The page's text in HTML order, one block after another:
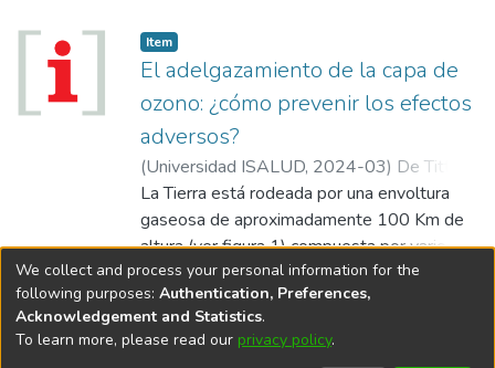
Item
El adelgazamiento de la capa de
ozono: ¿cómo prevenir los efectos
adversos?
(Universidad ISALUD, 2024-03) De Titto,
Ernesto
La Tierra está rodeada por una envoltura
gaseosa de aproximadamente 100 Km de
altura (ver figura 1) compuesta por varios
elementos, pero mayoritariamente por
oxígeno en un 21% y nitrógeno en un 78%.
En ella se puede distinguir una capa
enriquecida en ozono a la que se denomina
Show more
DSpace softwarecopyright © 2002-2026
We collect and process your personal information for the
following purposes: Authentication, Preferences,
Acknowledgement and Statistics.
To learn more, please read our privacy policy.